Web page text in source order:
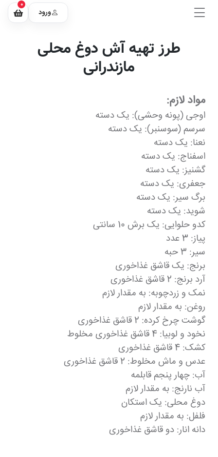
ورود
0
طرز تهیه آش دوغ محلی
مازندرانی
مواد لازم:
اوجی (پونه وحشی): یک دسته
سرسم (سوسنبر): یک دسته
نعنا: یک دسته
اسفناج: یک دسته
گشنیز: یک دسته
جعفری: یک دسته
برگ سیر: یک دسته
شوید: یک دسته
کدو حلوایی: یک برش 10 سانتی
پیاز: 3 عدد
سیر: 3 حبه
برنج: یک قاشق غذاخوری
آرد برنج: 2 قاشق غذاخوری
نمک و زردچوبه: به مقدار لازم
روغن: به مقدار لازم
گوشت چرخ کرده: 2 قاشق غذاخوری
نخود و لوبیا: 4 قاشق غذاخوری مخلوط
کشک: 4 قاشق غذاخوری
عدس و ماش مخلوط: 2 قاشق غذاخوری
آب: چهار پنجم قابلمه
آب نارنج: به مقدار لازم
دوغ محلی: یک استکان
فلفل: به مقدار لازم
دانه انار: دو قاشق غذاخوری